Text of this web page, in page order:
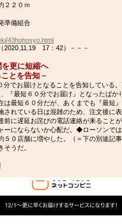
２２０ｍ
準備組合
43hohosyo.html
2020.11.19 17：42）－－－
更に短縮へ
とを告知－
でお届けとなることを告知している
『最短６０分でお届け』となったばか
最短６０分だが、あくまでも『最短
れている日は混雑のため、注文後に
に遅延お詫びの電話連絡が来ること
ーにならないか心配だ。◆ローソンで
５０店舗に増やした。（＝下の別途記
うだ。